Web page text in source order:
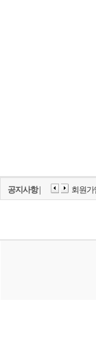
공지사항 | 회원가